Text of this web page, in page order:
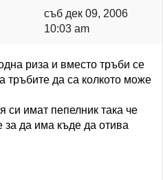
съб дек 09, 2006
10:03 am
риза и вместо тръби се
тръбите да са колкото може
си имат пепелник така че
за да има къде да отива